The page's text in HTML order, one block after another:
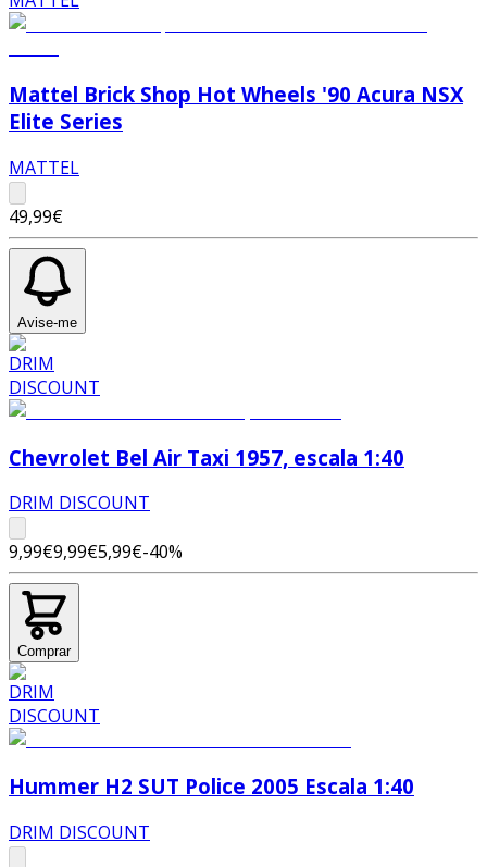
Mattel Brick Shop Hot Wheels '90 Acura NSX
Elite Series
MATTEL
49,99€
Avise-me
Chevrolet Bel Air Taxi 1957, escala 1:40
DRIM DISCOUNT
9,99€9,99€5,99€-40%
Comprar
Hummer H2 SUT Police 2005 Escala 1:40
DRIM DISCOUNT